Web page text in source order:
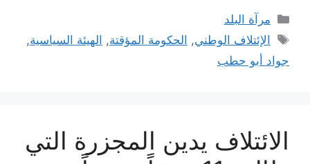
التصنيفات
مرآة البلد
الوسوم
الإئتلاف الوطني, الحكومة المؤقتة, الهيئة السياسية,
جواد أبو حطب
الائتلاف يدين المجزرة التي